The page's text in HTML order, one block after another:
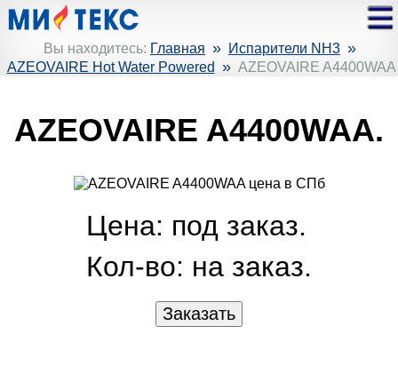
Вы находитесь: Главная » Испарители NH3 »
AZEOVAIRE Hot Water Powered » AZEOVAIRE A4400WAA
AZEOVAIRE A4400WAA.
Цена: под заказ.
Кол-во: на заказ.